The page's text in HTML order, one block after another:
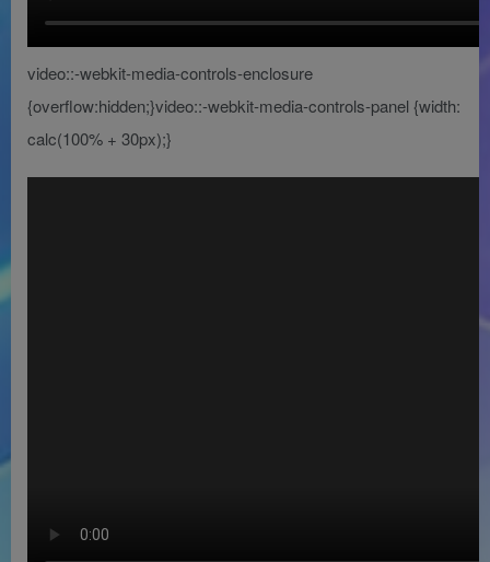
video::-webkit-media-controls-enclosure
{overflow:hidden;}video::-webkit-media-controls-panel {width:
calc(100% + 30px);}